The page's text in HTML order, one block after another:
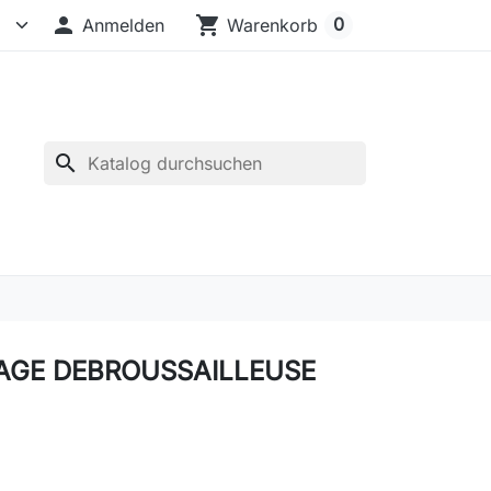
 Anmelden shopping_cart Warenkorb 0
search
DEBROUSSAILLEUSE